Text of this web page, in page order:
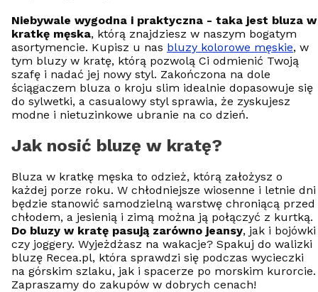
Niebywale wygodna i praktyczna - taka jest bluza w
kratkę męska, którą znajdziesz w naszym bogatym
asortymencie. Kupisz u nas bluzy kolorowe męskie, w
tym bluzy w kratę, którą pozwolą Ci odmienić Twoją
szafę i nadać jej nowy styl. Zakończona na dole
ściągaczem bluza o kroju slim idealnie dopasowuje się
do sylwetki, a casualowy styl sprawia, że zyskujesz
modne i nietuzinkowe ubranie na co dzień.
Jak nosić bluzę w kratę?
Bluza w kratkę męska to odzież, którą założysz o
każdej porze roku. W chłodniejsze wiosenne i letnie dni
będzie stanowić samodzielną warstwę chroniącą przed
chłodem, a jesienią i zimą można ją połączyć z kurtką.
Do bluzy w kratę pasują zarówno jeansy, jak i bojówki
czy joggery. Wyjeżdżasz na wakacje? Spakuj do walizki
bluzę Recea.pl, która sprawdzi się podczas wycieczki
na górskim szlaku, jak i spacerze po morskim kurorcie.
Zapraszamy do zakupów w dobrych cenach!